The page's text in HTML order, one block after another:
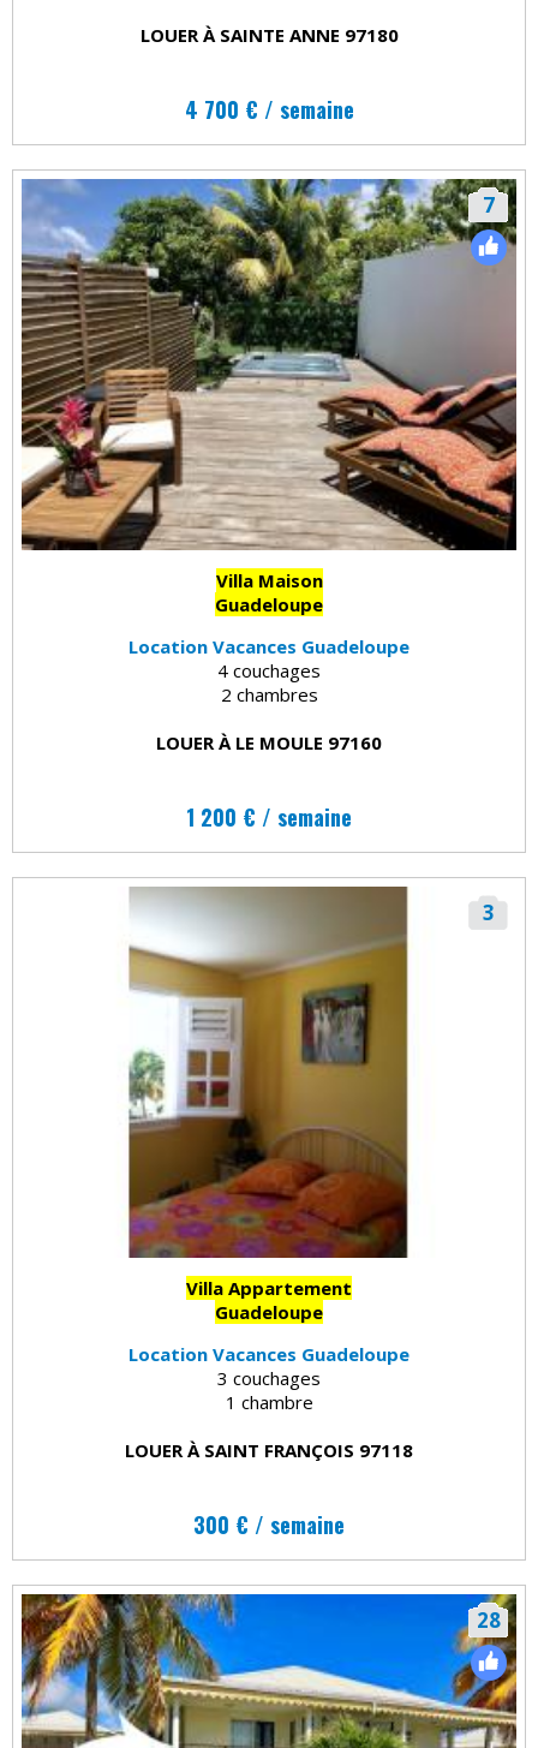
LOUER À SAINTE ANNE 97180
4 700 € / semaine
7
Villa Maison
Guadeloupe
Location Vacances Guadeloupe
4 couchages
2 chambres
LOUER À LE MOULE 97160
1 200 € / semaine
3
Villa Appartement
Guadeloupe
Location Vacances Guadeloupe
3 couchages
1 chambre
LOUER À SAINT FRANÇOIS 97118
300 € / semaine
28